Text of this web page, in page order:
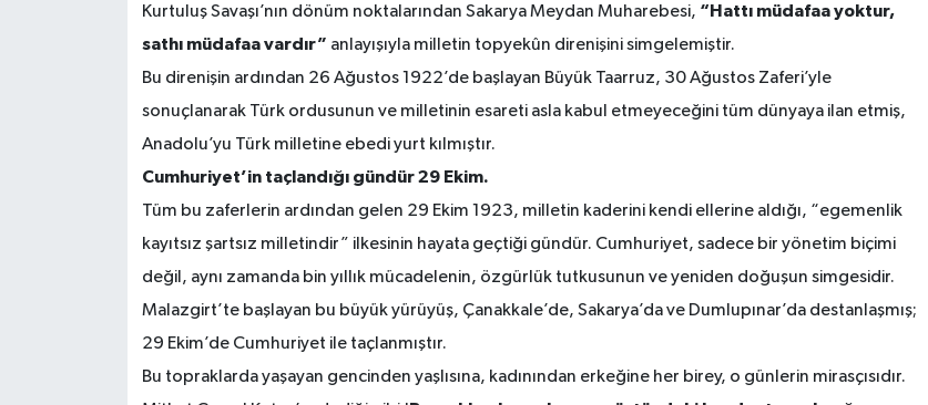
Kurtuluş Savaşı’nın dönüm noktalarından Sakarya Meydan Muharebesi, “Hattı müdafaa yoktur,
sathı müdafaa vardır” anlayışıyla milletin topyekûn direnişini simgelemiştir.
Bu direnişin ardından 26 Ağustos 1922’de başlayan Büyük Taarruz, 30 Ağustos Zaferi’yle
sonuçlanarak Türk ordusunun ve milletinin esareti asla kabul etmeyeceğini tüm dünyaya ilan etmiş,
Anadolu’yu Türk milletine ebedi yurt kılmıştır.
Cumhuriyet’in taçlandığı gündür 29 Ekim.
Tüm bu zaferlerin ardından gelen 29 Ekim 1923, milletin kaderini kendi ellerine aldığı, “egemenlik
kayıtsız şartsız milletindir” ilkesinin hayata geçtiği gündür. Cumhuriyet, sadece bir yönetim biçimi
değil, aynı zamanda bin yıllık mücadelenin, özgürlük tutkusunun ve yeniden doğuşun simgesidir.
Malazgirt’te başlayan bu büyük yürüyüş, Çanakkale’de, Sakarya’da ve Dumlupınar’da destanlaşmış;
29 Ekim’de Cumhuriyet ile taçlanmıştır.
Bu topraklarda yaşayan gencinden yaşlısına, kadınından erkeğine her birey, o günlerin mirasçısıdır.